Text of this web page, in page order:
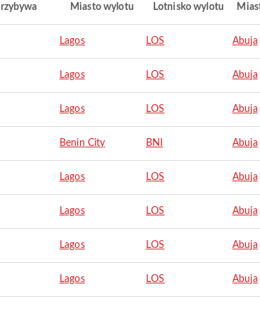
Miasto wylotu Lotnisko wylotu
Lagos LOS Abuja
Lagos LOS Abuja
Lagos LOS Abuja
Benin City BNI Abuja
Lagos LOS Abuja
Lagos LOS Abuja
Lagos LOS Abuja
Lagos LOS Abuja